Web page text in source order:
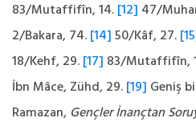
83/Mutaffifîn, 14. [12] 47/
2/Bakara, 74. [14] 50/Kâf, 27.
18/Kehf, 29. [17] 83/Mutaffifîn,
İbn Mâce, Zühd, 29. [19] Geniş
Ramazan, Gençler İnançtan